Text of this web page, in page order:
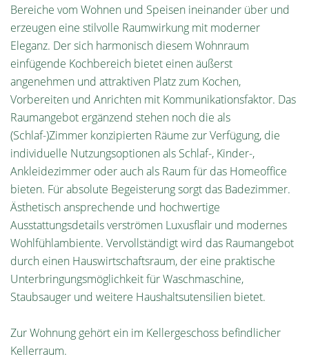
Bereiche vom Wohnen und Speisen ineinander über und
erzeugen eine stilvolle Raumwirkung mit moderner
Eleganz. Der sich harmonisch diesem Wohnraum
einfügende Kochbereich bietet einen äußerst
angenehmen und attraktiven Platz zum Kochen,
Vorbereiten und Anrichten mit Kommunikationsfaktor. Das
Raumangebot ergänzend stehen noch die als
(Schlaf-)Zimmer konzipierten Räume zur Verfügung, die
individuelle Nutzungsoptionen als Schlaf-, Kinder-,
Ankleidezimmer oder auch als Raum für das Homeoffice
bieten. Für absolute Begeisterung sorgt das Badezimmer.
Ästhetisch ansprechende und hochwertige
Ausstattungsdetails verströmen Luxusflair und modernes
Wohlfühlambiente. Vervollständigt wird das Raumangebot
durch einen Hauswirtschaftsraum, der eine praktische
Unterbringungsmöglichkeit für Waschmaschine,
Staubsauger und weitere Haushaltsutensilien bietet.
Zur Wohnung gehört ein im Kellergeschoss befindlicher
Kellerraum.